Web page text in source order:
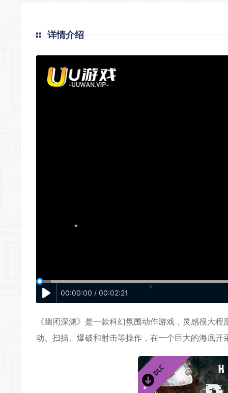
详情介绍
00:00:00 / 00:02:21
《幽闭深渊》是一款科幻氛围动作游戏 ，灵感很大
动、扫描、爆破和射击等操作，在一个巨大的海底开
*